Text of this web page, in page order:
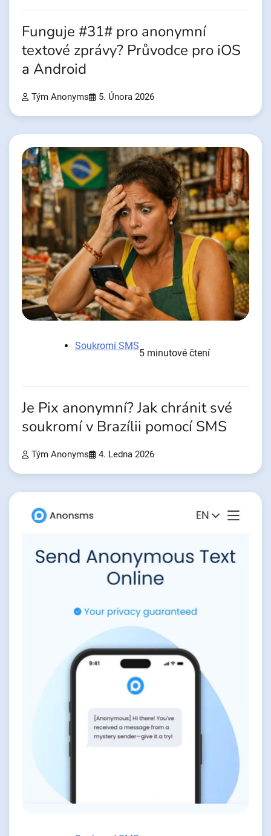
Funguje #31# pro anonymní
textové zprávy? Průvodce pro iOS
a Android
Tým Anonyms 5. Února 2026
Soukromí SMS
5 minutové čtení
Je Pix anonymní? Jak chránit své
soukromí v Brazílii pomocí SMS
Tým Anonyms 4. Ledna 2026